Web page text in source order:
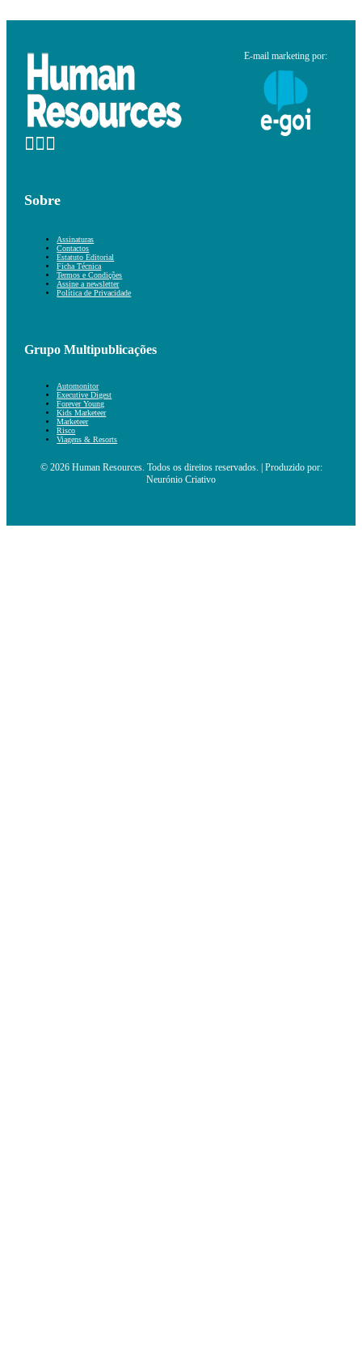
E-mail marketing por:
Sobre
Assinaturas
Contactos
Estatuto Editorial
Ficha Técnica
Termos e Condições
Assine a newsletter
Política de Privacidade
Grupo Multipublicações
Automonitor
Executive Digest
Forever Young
Kids Marketeer
Marketeer
Risco
Viagens & Resorts
© 2026 Human Resources. Todos os direitos reservados. | Produzido por:
Neurónio Criativo